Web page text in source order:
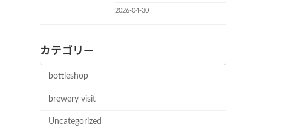
2026-04-30
カテゴリー
bottleshop
brewery visit
Uncategorized